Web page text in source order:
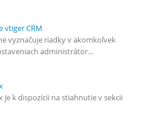
vtiger CRM
vyznačuje riadky v akomkoľvek
administrátor…
je k dispozícii na stiahnutie v sekcii